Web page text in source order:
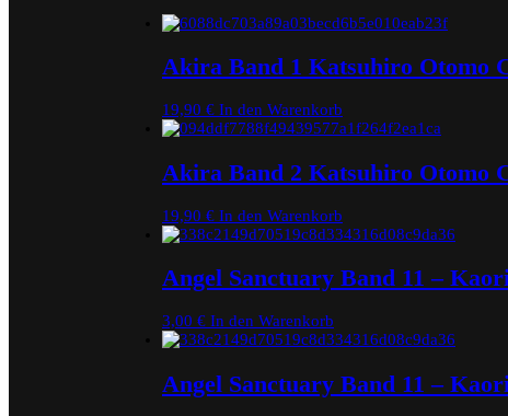
Akira Band 1 Katsuhiro Otomo
19,90 € In den Warenkorb
Akira Band 2 Katsuhiro Otomo
19,90 € In den Warenkorb
Angel Sanctuary Band 11 –
3,00 € In den Warenkorb
Angel Sanctuary Band 11 –